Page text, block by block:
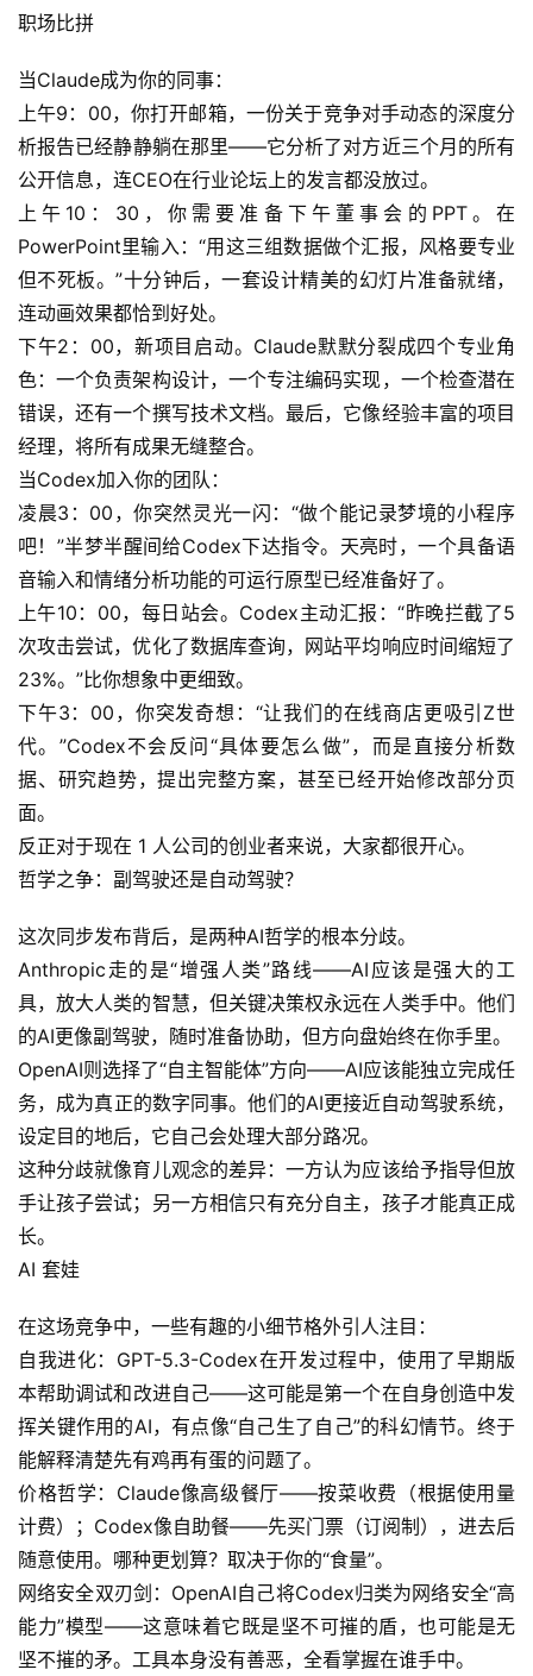
群
运
营
记
录
经
验
教
程
软
件
应
用
服
务
项
目
A
I
提
示
词
开
代
码
常
用
链
接
登录 注册
职场比拼
当Claude成为你的同事：
上午9：00，你打开邮箱，一份关于竞争对手动态的深度分
析报告已经静静躺在那里——它分析了对方近三个月的所有
公开信息，连CEO在行业论坛上的发言都没放过。
上午10：30，你需要准备下午董事会的PPT。在
PowerPoint里输入：“用这三组数据做个汇报，风格要专业
但不死板。”十分钟后，一套设计精美的幻灯片准备就绪，
连动画效果都恰到好处。
下午2：00，新项目启动。Claude默默分裂成四个专业角
色：一个负责架构设计，一个专注编码实现，一个检查潜在
错误，还有一个撰写技术文档。最后，它像经验丰富的项目
经理，将所有成果无缝整合。
当Codex加入你的团队：
凌晨3：00，你突然灵光一闪：“做个能记录梦境的小程序
吧！”半梦半醒间给Codex下达指令。天亮时，一个具备语
音输入和情绪分析功能的可运行原型已经准备好了。
上午10：00，每日站会。Codex主动汇报：“昨晚拦截了5
次攻击尝试，优化了数据库查询，网站平均响应时间缩短了
23%。”比你想象中更细致。
下午3：00，你突发奇想：“让我们的在线商店更吸引Z世
代。”Codex不会反问“具体要怎么做”，而是直接分析数
据、研究趋势，提出完整方案，甚至已经开始修改部分页
面。
反正对于现在 1 人公司的创业者来说，大家都很开心。
哲学之争：副驾驶还是自动驾驶？
这次同步发布背后，是两种AI哲学的根本分歧。
Anthropic走的是“增强人类”路线——AI应该是强大的工
具，放大人类的智慧，但关键决策权永远在人类手中。他们
的AI更像副驾驶，随时准备协助，但方向盘始终在你手里。
OpenAI则选择了“自主智能体”方向——AI应该能独立完成任
务，成为真正的数字同事。他们的AI更接近自动驾驶系统，
设定目的地后，它自己会处理大部分路况。
这种分歧就像育儿观念的差异：一方认为应该给予指导但放
手让孩子尝试；另一方相信只有充分自主，孩子才能真正成
长。
AI 套娃
在这场竞争中，一些有趣的小细节格外引人注目：
自我进化：GPT-5.3-Codex在开发过程中，使用了早期版
本帮助调试和改进自己——这可能是第一个在自身创造中发
挥关键作用的AI，有点像“自己生了自己”的科幻情节。终于
能解释清楚先有鸡再有蛋的问题了。
价格哲学：Claude像高级餐厅——按菜收费（根据使用量
计费）；Codex像自助餐——先买门票（订阅制），进去后
随意使用。哪种更划算？取决于你的“食量”。
网络安全双刃剑：OpenAI自己将Codex归类为网络安全“高
能力”模型——这意味着它既是坚不可摧的盾，也可能是无
坚不摧的矛。工具本身没有善恶，全看掌握在谁手中。